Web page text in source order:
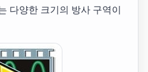
다양한 크기의 방사 구역이